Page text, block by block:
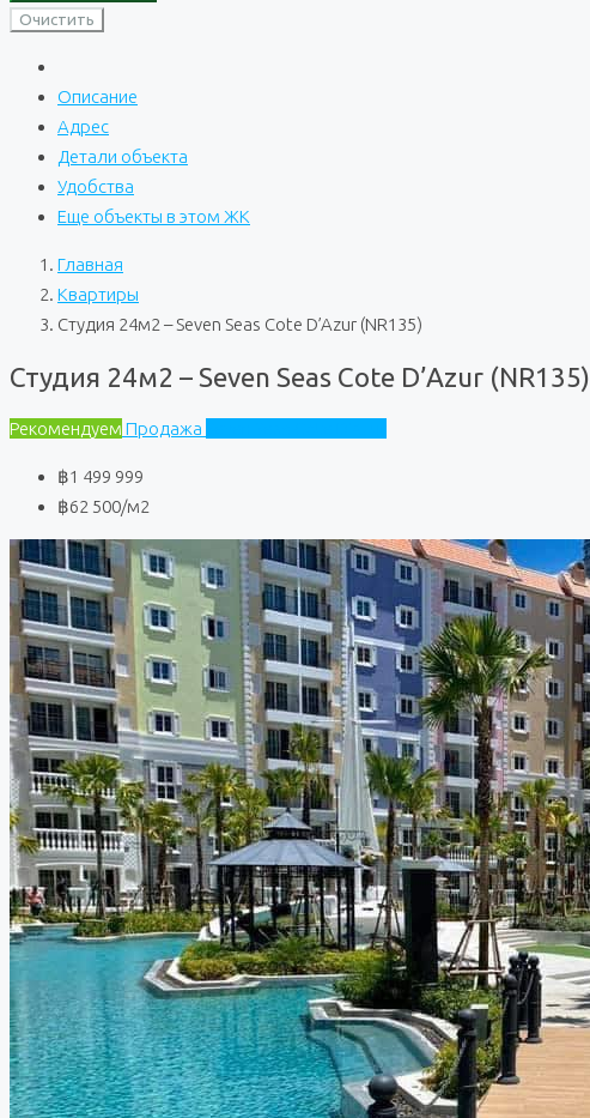
Очистить
Описание
Адрес
Детали объекта
Удобства
Еще объекты в этом ЖК
Главная
Квартиры
Студия 24м2 – Seven Seas Cote D’Azur (NR135)
Студия 24м2 – Seven Seas Cote D’Azur (NR135)
Рекомендуем Продажа
฿1 499 999
฿62 500/м2